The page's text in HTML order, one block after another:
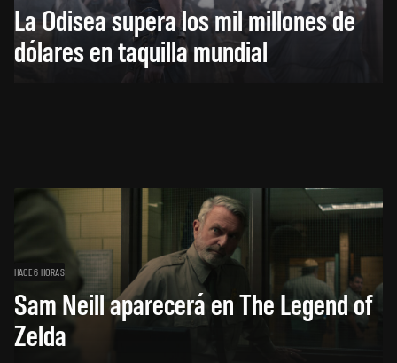
La Odisea supera los mil millones de
dólares en taquilla mundial
HACE 6 HORAS
Sam Neill aparecerá en The Legend of
Zelda